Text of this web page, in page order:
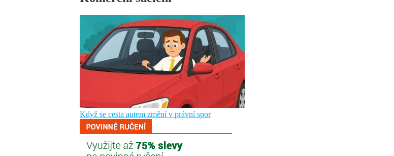
Když se cesta autem změní v právní spor